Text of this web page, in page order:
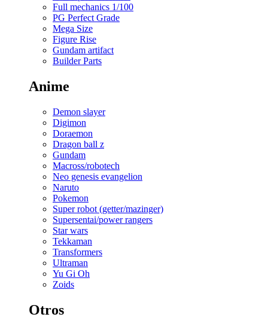
Full mechanics 1/100
PG Perfect Grade
Mega Size
Figure Rise
Gundam artifact
Builder Parts
Anime
Demon slayer
Digimon
Doraemon
Dragon ball z
Gundam
Macross/robotech
Neo genesis evangelion
Naruto
Pokemon
Super robot (getter/mazinger)
Supersentai/power rangers
Star wars
Tekkaman
Transformers
Ultraman
Yu Gi Oh
Zoids
Otros